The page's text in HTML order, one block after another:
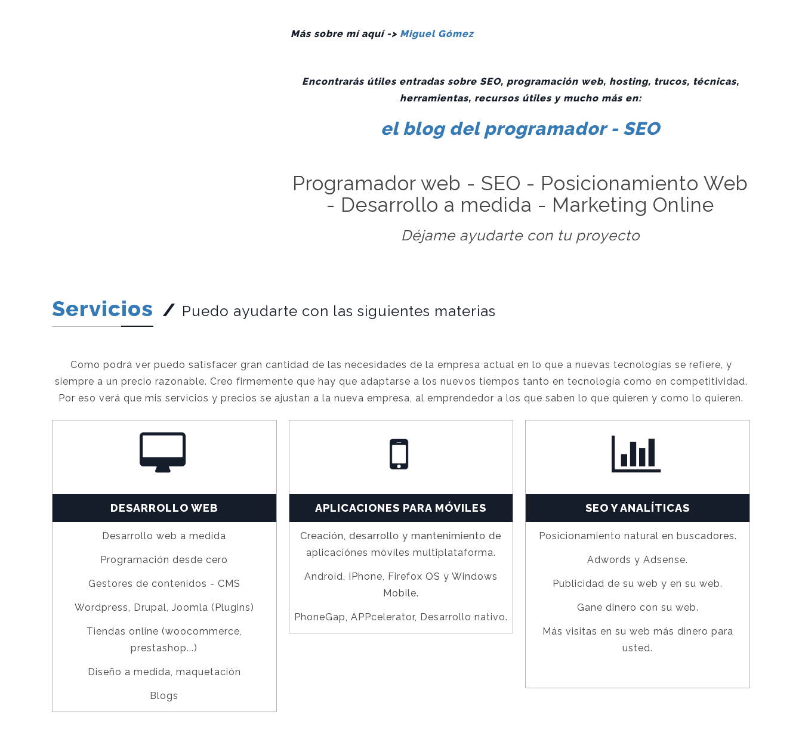
Más sobre mí aquí -> Miguel Gómez
Encontrarás útiles entradas sobre SEO, programación web, hosting, trucos, técnicas,
herramientas, recursos útiles y mucho más en:
el blog del programador - SEO
Programador web - SEO - Posicionamiento Web
- Desarrollo a medida - Marketing Online
Déjame ayudarte con tu proyecto
Servicios / Puedo ayudarte con las siguientes materias
Como podrá ver puedo satisfacer gran cantidad de las necesidades de la empresa actual en lo que a nuevas tecnologías se refiere, y
siempre a un precio razonable. Creo firmemente que hay que adaptarse a los nuevos tiempos tanto en tecnología como en competitividad.
Por eso verá que mis servicios y precios se ajustan a la nueva empresa, al emprendedor a los que saben lo que quieren y como lo quieren.
DESARROLLO WEB
Desarrollo web a medida
Programación desde cero
Gestores de contenidos - CMS
Wordpress, Drupal, Joomla (Plugins)
Tiendas online (woocommerce,
prestashop...)
Diseño a medida, maquetación
Blogs
APLICACIONES PARA MÓVILES
Creación, desarrollo y mantenimiento de
aplicaciónes móviles multiplataforma.
Android, IPhone, Firefox OS y Windows
Mobile.
PhoneGap, APPcelerator, Desarrollo nativo.
SEO Y ANALÍTICAS
Posicionamiento natural en buscadores.
Adwords y Adsense.
Publicidad de su web y en su web.
Gane dinero con su web.
Más visitas en su web más dinero para
usted.